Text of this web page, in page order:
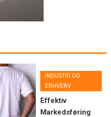
INDUSTRI OG
ERHVERV
Effektiv
Markedsføring